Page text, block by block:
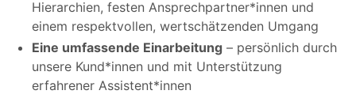
Hierarchien, festen Ansprechpartner*innen und
einem respektvollen, wertschätzenden Umgang
Eine umfassende Einarbeitung – persönlich durch
unsere Kund*innen und mit Unterstützung
erfahrener Assistent*innen